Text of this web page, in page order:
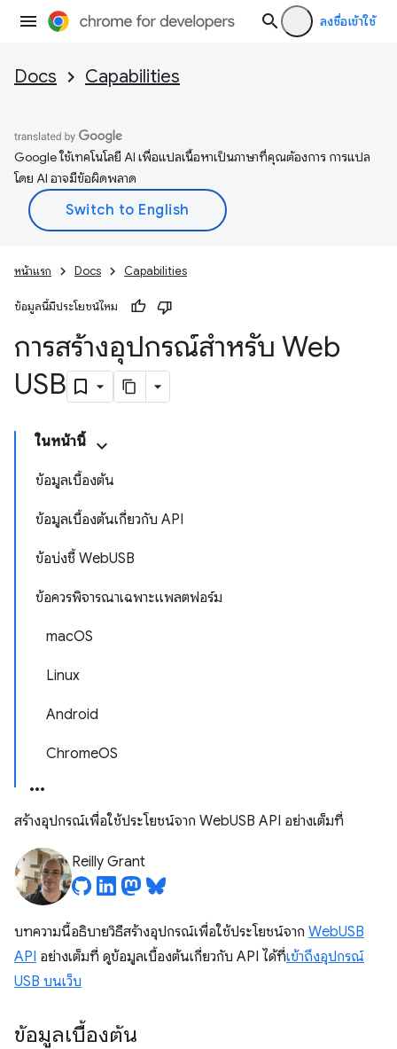
ลงชื่อเข้าใช้
Docs Capabilities
Google ใช้เทคโนโลยี AI เพื่อแปลเนื้อหาเป็นภาษาที่คุณต้องการ การแปล
โดย AI อาจมีข้อผิดพลาด
หน้าแรก Docs Capabilities
ข้อมูลนี้มีประโยชน์ไหม
การสร้างอุปกรณ์สำหรับ Web
USB
ในหน้านี้
ข้อมูลเบื้องต้น
ข้อมูลเบื้องต้นเกี่ยวกับ API
ข้อบ่งชี้ WebUSB
ข้อควรพิจารณาเฉพาะแพลตฟอร์ม
macOS
Linux
Android
ChromeOS
สร้างอุปกรณ์เพื่อใช้ประโยชน์จาก WebUSB API อย่างเต็มที่
Reilly Grant
บทความนี้อธิบายวิธีสร้างอุปกรณ์เพื่อใช้ประโยชน์จาก WebUSB
API อย่างเต็มที่ ดูข้อมูลเบื้องต้นเกี่ยวกับ API ได้ที่เข้าถึงอุปกรณ์
USB บนเว็บ
ข้อมูลเบื้องต้น